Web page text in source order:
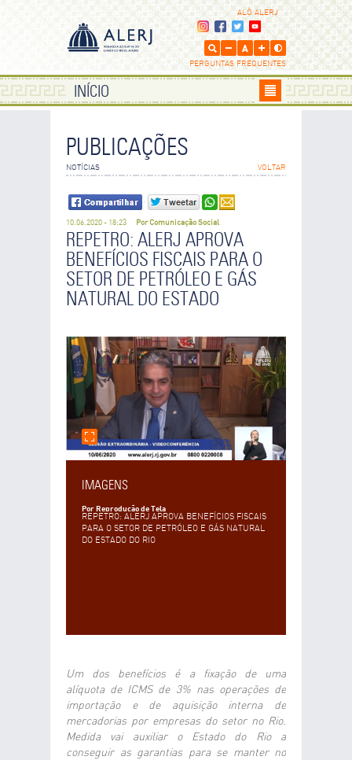
ALÔ ALERJ
PERGUNTAS FREQUENTES
INÍCIO
PUBLICAÇÕES
NOTÍCIAS VOLTAR
10.06.2020 - 18:23 Por Comunicação Social
REPETRO: ALERJ APROVA
BENEFÍCIOS FISCAIS PARA O
SETOR DE PETRÓLEO E GÁS
NATURAL DO ESTADO
IMAGENS
Por Reprodução de Tela
REPETRO: ALERJ APROVA BENEFÍCIOS FISCAIS
PARA O SETOR DE PETRÓLEO E GÁS NATURAL
DO ESTADO DO RIO
Um dos benefícios é a fixação de uma
alíquota de ICMS de 3% nas operações de
importação e de aquisição interna de
mercadorias por empresas do setor no Rio.
Medida vai auxiliar o Estado do Rio a
conseguir as garantias para se manter no
ENVIE POR E-MAIL
Os campos que contém são de preenchimento obrigatório.
SEU NOME
SEU E-MAIL
E-MAIL DO DESTINATÁRIO
DESEJA RECEBER UMA CÓPIA DA MENSAGEM?
NÃO
SEU COMENTÁRIO